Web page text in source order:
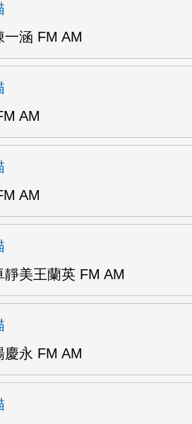
一涵 FM AM
AM
AM
靜美王蘭英 FM AM
慶永 FM AM